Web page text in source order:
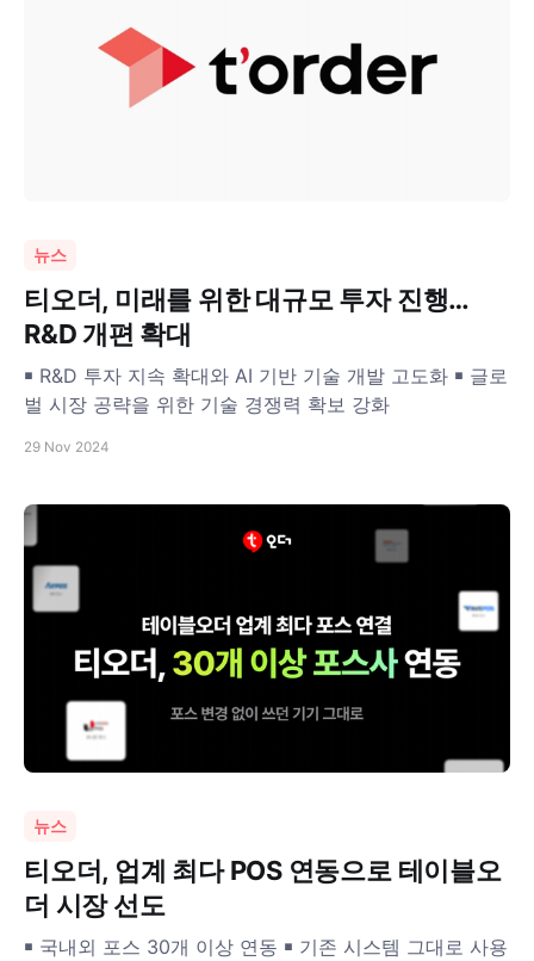
뉴스
티오더, 미래를 위한 대규모 투자 진행…
R&D 개편 확대
￭ R&D 투자 지속 확대와 AI 기반 기술 개발 고도화 ￭ 글로
벌 시장 공략을 위한 기술 경쟁력 확보 강화
29 Nov 2024
뉴스
티오더, 업계 최다 POS 연동으로 테이블오
더 시장 선도
￭ 국내외 포스 30개 이상 연동 ￭ 기존 시스템 그대로 사용